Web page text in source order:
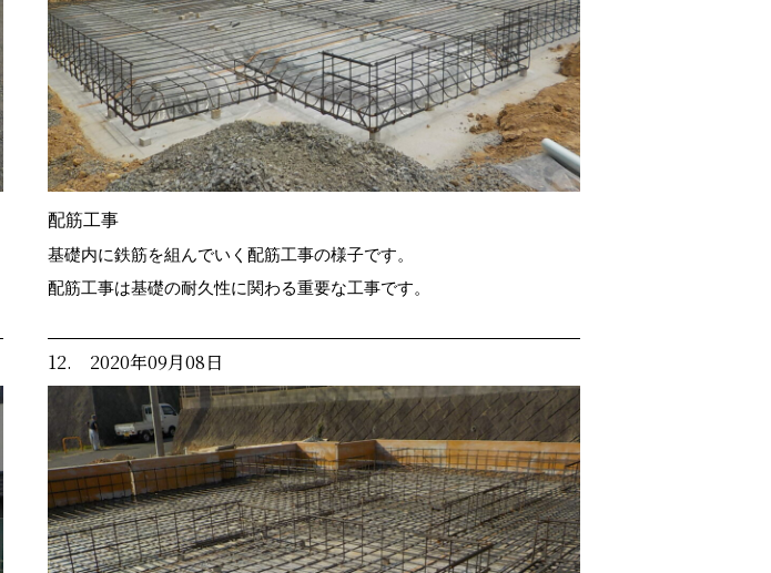
配筋工事
基礎内に鉄筋を組んでいく配筋工事の様子です。
配筋工事は基礎の耐久性に関わる重要な工事です。
12. 2020年09月08日